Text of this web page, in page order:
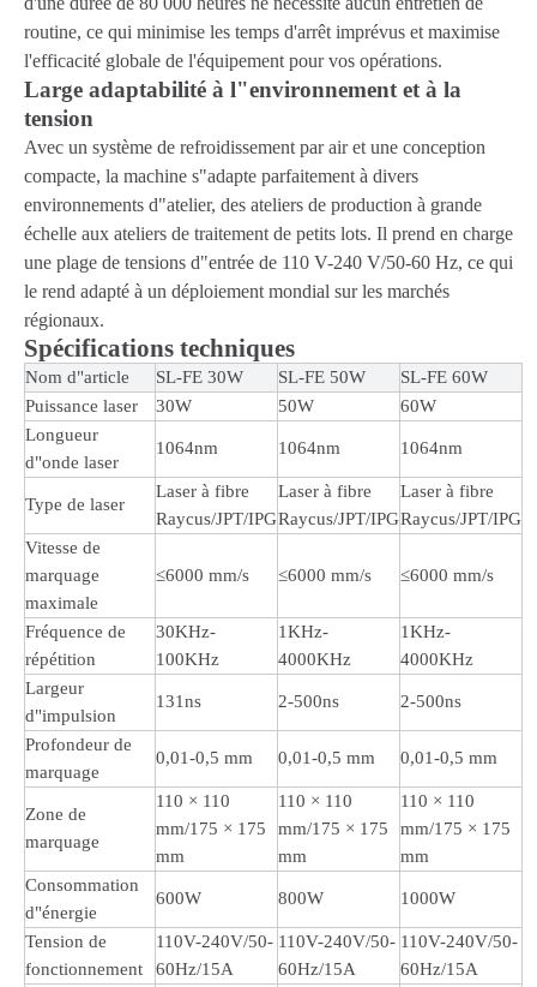
routine, ce qui minimise les temps d'arrêt imprévus et maximise
l'efficacité globale de l'équipement pour vos opérations.
Large adaptabilité à l"environnement et à la
tension
Avec un système de refroidissement par air et une conception
compacte, la machine s"adapte parfaitement à divers
environnements d"atelier, des ateliers de production à grande
échelle aux ateliers de traitement de petits lots. Il prend en charge
une plage de tensions d"entrée de 110 V-240 V/50-60 Hz, ce qui
le rend adapté à un déploiement mondial sur les marchés
régionaux.
Spécifications techniques
Nom d"article SL-FE 30W SL-FE 50W
SL-FE 60W
Puissance laser
30W 50W
60W
Longueur
d"onde laser
1064nm 1064nm 1064nm
Type de laser
Laser à fibre
Raycus/JPT/IPG
Laser à fibre
Raycus/JPT/IPG
Laser à fibre
Raycus/JPT/IPG
Vitesse de
marquage
maximale
≤6000 mm/s ≤6000 mm/s ≤6000 mm/s
Fréquence de
répétition
30KHz-
100KHz
1KHz-
4000KHz
1KHz-
4000KHz
Largeur
d"impulsion
131ns 2-500ns 2-500ns
Profondeur de
marquage
0,01-0,5 mm 0,01-0,5 mm 0,01-0,5 mm
Zone de
marquage
110 × 110
mm/175 × 175
mm
110 × 110
mm/175 × 175
mm
110 × 110
mm/175 × 175
mm
Consommation
d"énergie
600W 800W 1000W
Tension de
fonctionnement
110V-240V/50-
60Hz/15A
110V-240V/50-
60Hz/15A
110V-240V/50-
60Hz/15A